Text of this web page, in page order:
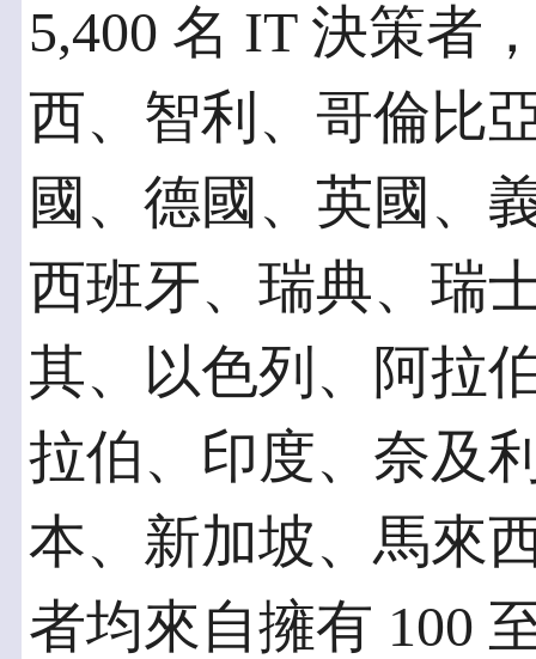
5,400 名 IT 決策者
西、智利、哥倫比
國、德國、英國、
西班牙、瑞典、瑞
其、以色列、阿拉
拉伯、印度、奈及
本、新加坡、馬來
者均來自擁有 100